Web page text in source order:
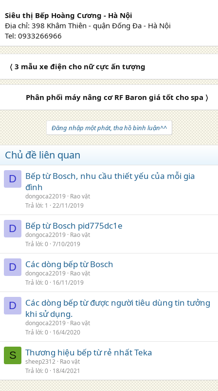
Siêu thị Bếp Hoàng Cương - Hà Nội
Địa chỉ: 398 Khâm Thiên - quận Đống Đa - Hà Nội
Tel: 0933266966
〈 3 mẫu xe điện cho nữ cực ấn tượng
Phân phối máy nâng cơ RF Baron giá tốt cho spa 〉
Đăng nhập một phát, tha hồ bình luận^^
Chủ đề liên quan
D
Bếp từ Bosch, nhu cầu thiết yếu của mỗi gia
đình
dongoca22019
Rao vặt
Trả lời 1 22/11/2019
D Bếp từ Bosch pid775dc1e
dongoca22019
Rao vặt
Trả lời 0 7/10/2019
D Các dòng bếp từ Bosch
dongoca22019
Rao vặt
Trả lời 0 16/11/2019
D
Các dòng bếp từ được người tiêu dùng tin tưởng
khi sử dụng.
dongoca22019
Rao vặt
Trả lời 0 16/4/2020
S Thương hiệu bếp từ rẻ nhất Teka
sheep2312 Rao vặt
Trả lời 0 18/4/2021